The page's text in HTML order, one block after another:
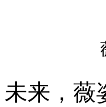
未来，薇